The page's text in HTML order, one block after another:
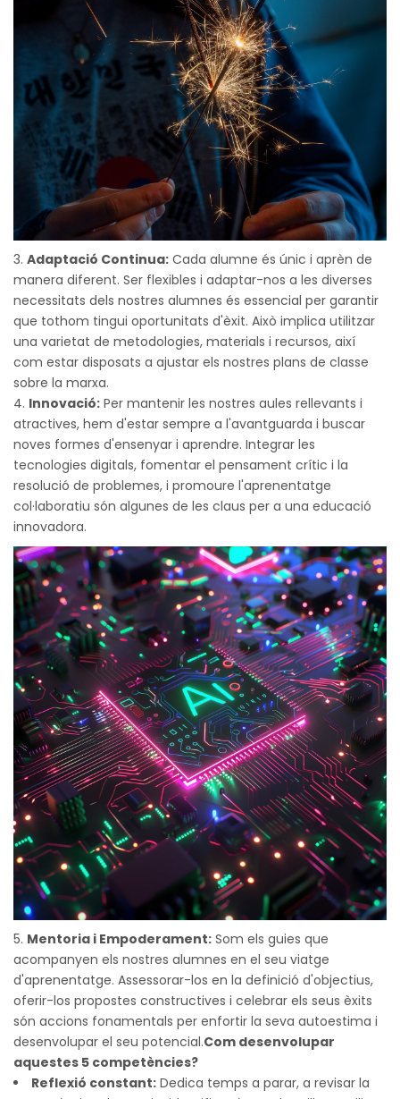
Adaptació Continua: Cada alumne és únic i aprèn de
manera diferent. Ser flexibles i adaptar-nos a les diverses
necessitats dels nostres alumnes és essencial per garantir
que tothom tingui oportunitats d'èxit. Això implica utilitzar
una varietat de metodologies, materials i recursos, així
com estar disposats a ajustar els nostres plans de classe
sobre la marxa.
Innovació: Per mantenir les nostres aules rellevants i
atractives, hem d'estar sempre a l'avantguarda i buscar
noves formes d'ensenyar i aprendre. Integrar les
tecnologies digitals, fomentar el pensament crític i la
resolució de problemes, i promoure l'aprenentatge
col·laboratiu són algunes de les claus per a una educació
innovadora.
Mentoria i Empoderament: Som els guies que
acompanyen els nostres alumnes en el seu viatge
d'aprenentatge. Assessorar-los en la definició d'objectius,
oferir-los propostes constructives i celebrar els seus èxits
són accions fonamentals per enfortir la seva autoestima i
desenvolupar el seu potencial.Com desenvolupar
aquestes 5 competències?
Reflexió constant: Dedica temps a parar, a revisar la